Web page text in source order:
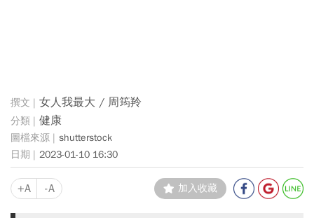
女人我最大 / 周筠羚
健康
shutterstock
2023-01-10 16:30
+A -A 加入收藏